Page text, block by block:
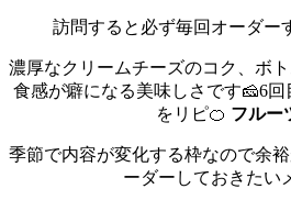
訪問すると必ず毎回オーダー
濃厚なクリームチーズのコク、ボ
食感が癖になる美味しさです🧀6回
をリピ🍊 フルー
季節で内容が変化する枠なので余
ーダーしておきたい